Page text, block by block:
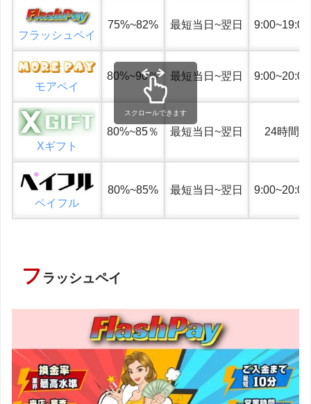
フラッシュペイ
75%~82% 最短当日~翌日 9:00~19:00
モアペイ
80%~90％ 最短当日~翌日 9:00~20:00
Xギフト
80%~85％ 最短当日~翌日 24時間
ペイフル
80%~85% 最短当日~翌日 9:00~20:00
スクロールできます
フ ラッシュペイ